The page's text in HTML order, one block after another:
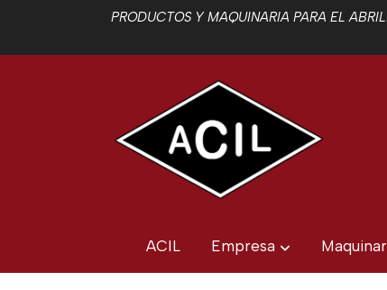
PRODUCTOS Y MAQUINARIA PARA EL
ACIL Empresa